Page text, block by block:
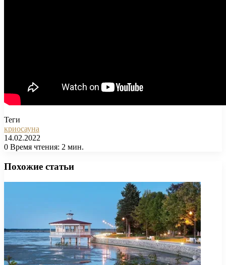
Теги
криосауна
14.02.2022
0 Время чтения: 2 мин.
Похожие статьи